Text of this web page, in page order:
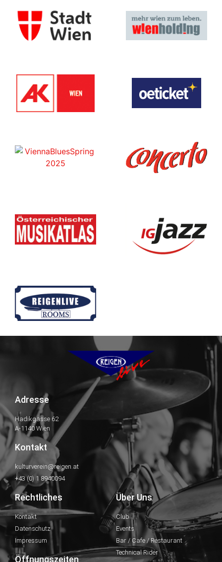
Adresse
Hadikgasse 62
A-1140 Wien
Kontakt
kulturverein@reigen.at
+43 (0) 1 8940094
Rechtliches
Kontakt
Datenschutz
Impressum
Öffnungszeiten
Über Uns
Club
Events
Bar / Cafe / Restaurant
Technical Rider